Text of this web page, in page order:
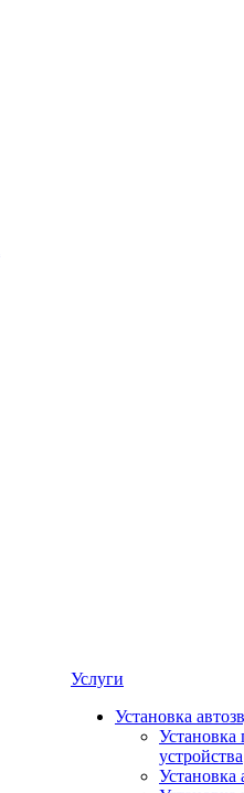
Услуги
Установка
Установка
устройства
Установка